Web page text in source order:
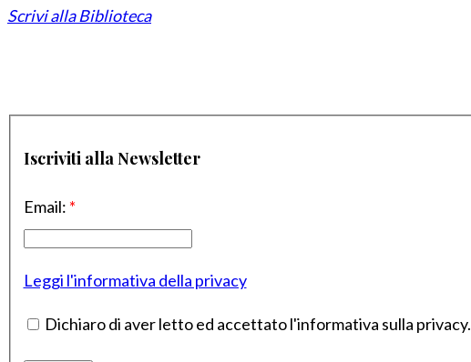
Scrivi alla Biblioteca
Iscriviti alla Newsletter
Email: *
Leggi l'informativa della privacy
Dichiaro di aver letto ed accettato l'informativa sulla privacy.